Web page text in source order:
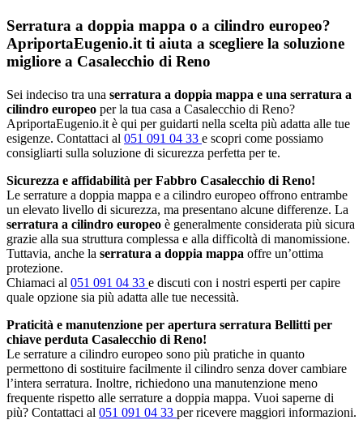
Serratura a doppia mappa o a cilindro europeo?
ApriportaEugenio.it ti aiuta a scegliere la soluzione
migliore a Casalecchio di Reno
Sei indeciso tra una serratura a doppia mappa e una serratura a
cilindro europeo per la tua casa a Casalecchio di Reno?
ApriportaEugenio.it è qui per guidarti nella scelta più adatta alle tue
esigenze. Contattaci al 051 091 04 33 e scopri come possiamo
consigliarti sulla soluzione di sicurezza perfetta per te.
Sicurezza e affidabilità per Fabbro Casalecchio di Reno!
Le serrature a doppia mappa e a cilindro europeo offrono entrambe
un elevato livello di sicurezza, ma presentano alcune differenze. La
serratura a cilindro europeo è generalmente considerata più sicura
grazie alla sua struttura complessa e alla difficoltà di manomissione.
Tuttavia, anche la serratura a doppia mappa offre un’ottima
protezione.
Chiamaci al 051 091 04 33 e discuti con i nostri esperti per capire
quale opzione sia più adatta alle tue necessità.
Praticità e manutenzione per apertura serratura Bellitti per
chiave perduta Casalecchio di Reno!
Le serrature a cilindro europeo sono più pratiche in quanto
permettono di sostituire facilmente il cilindro senza dover cambiare
l’intera serratura. Inoltre, richiedono una manutenzione meno
frequente rispetto alle serrature a doppia mappa. Vuoi saperne di
più? Contattaci al 051 091 04 33 per ricevere maggiori informazioni.